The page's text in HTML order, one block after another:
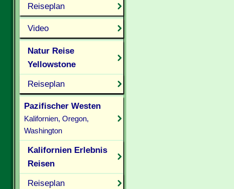
Reiseplan
Video
Natur Reise
Yellowstone
Reiseplan
Pazifischer Westen
Kalifornien, Oregon,
Washington
Kalifornien Erlebnis
Reisen
Reiseplan